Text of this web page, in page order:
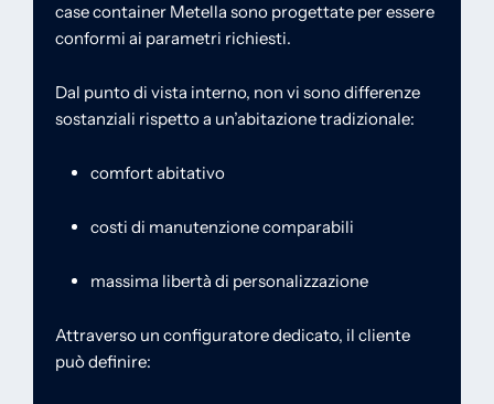
case container Metella sono progettate per essere
conformi ai parametri richiesti.
Dal punto di vista interno, non vi sono differenze
sostanziali rispetto a un’abitazione tradizionale:
comfort abitativo
costi di manutenzione comparabili
massima libertà di personalizzazione
Attraverso un configuratore dedicato, il cliente
può definire: